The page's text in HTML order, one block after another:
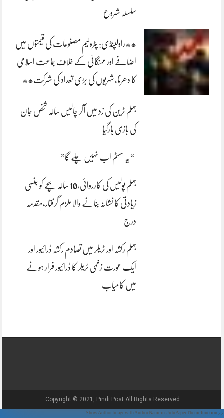
سلسلہ شروع
**راولپنڈی: پٹرولیم مصنوعات کی قیمتوں میں
اضافے اور مہنگائی کے خلاف جماعت اسلامی
کا دھرنا، شہریوں کی بڑی تعداد کی شرکت**
جہلم ٹرین کی زد میں آکر چالیس سالہ شخص جان
کی بازی ہارگیا
“یہ سسٹم اب نہیں چلے گا”
جہلم پولیس کی کارروائی،10 سالہ بچے کو جنسی
زیادتی کا نشانہ بنانے والا ملزم گرفتار،مقدمہ
درج
جہلم رکشہ اور ٹریلر میں تصادم رکشہ ڈرائیور اور
ایک عورت زخمی ٹریلر کا ڈرائیور فرار ہونے
میں کامیاب
Copyright © 2021, Pindi Post All Rights Reserved.
// Show Author Image with Author Name in UrduPaper Theme function